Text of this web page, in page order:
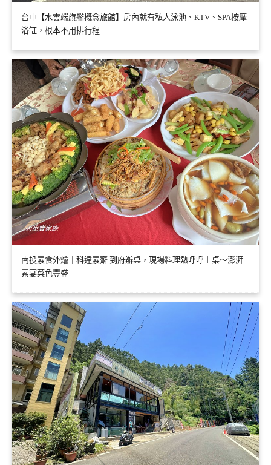
台中【水雲端旗艦概念旅館】房內就有私人泳池、KTV、SPA按摩
浴缸，根本不用排行程
南投素食外燴｜科達素齋 到府辦桌，現場料理熱呼呼上桌～澎湃
素宴菜色豐盛